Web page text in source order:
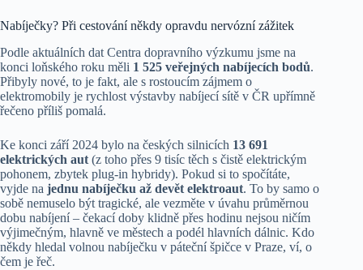
Nabíječky? Při cestování někdy opravdu nervózní zážitek
Podle aktuálních dat Centra dopravního výzkumu jsme na
konci loňského roku měli 1 525 veřejných nabíjecích bodů.
Přibyly nové, to je fakt, ale s rostoucím zájmem o
elektromobily je rychlost výstavby nabíjecí sítě v ČR upřímně
řečeno příliš pomalá.
Ke konci září 2024 bylo na českých silnicích 13 691
elektrických aut (z toho přes 9 tisíc těch s čistě elektrickým
pohonem, zbytek plug-in hybridy). Pokud si to spočítáte,
vyjde na jednu nabíječku až devět elektroaut. To by samo o
sobě nemuselo být tragické, ale vezměte v úvahu průměrnou
dobu nabíjení – čekací doby klidně přes hodinu nejsou ničím
výjimečným, hlavně ve městech a podél hlavních dálnic. Kdo
někdy hledal volnou nabíječku v páteční špičce v Praze, ví, o
čem je řeč.